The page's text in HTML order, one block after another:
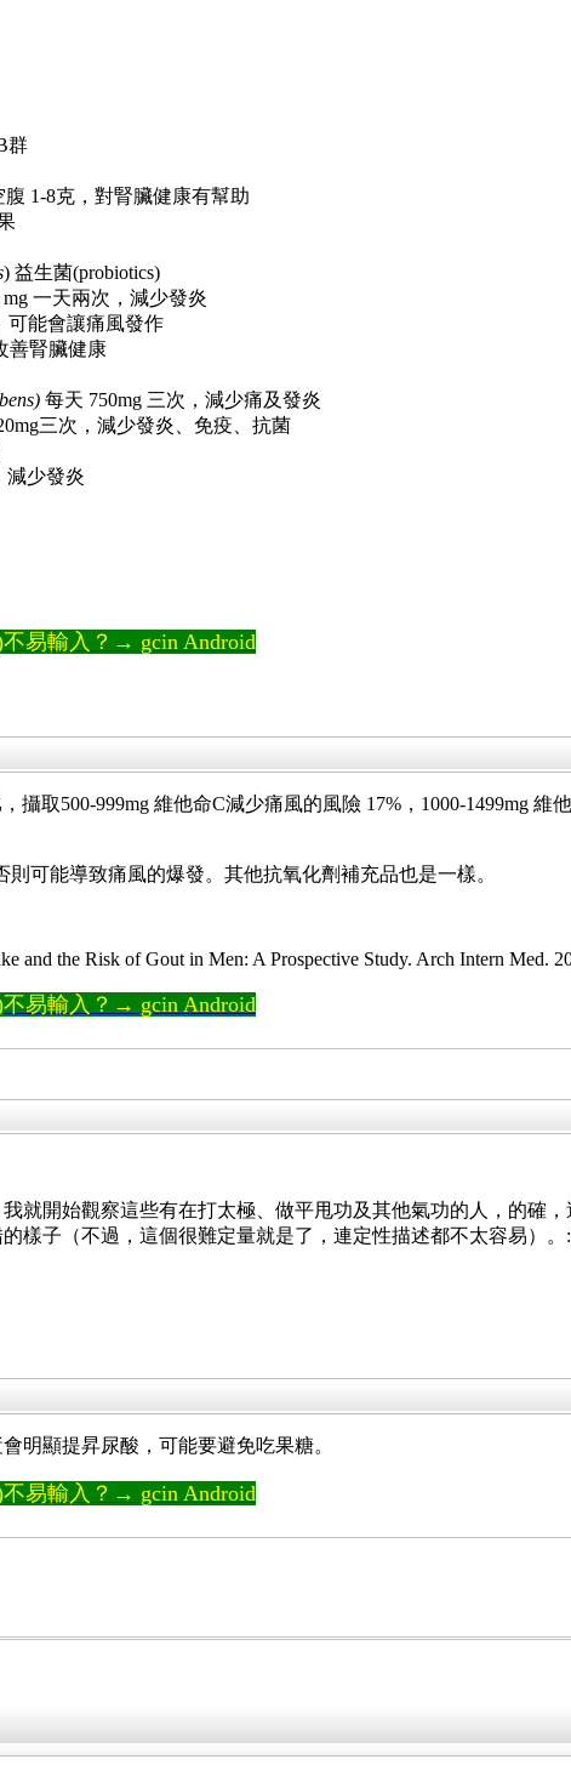
群
腹 1-8克，對腎臟健康有幫助
) 益生菌(probiotics)
mg 一天兩次，減少發炎
可能會讓痛風發作
善腎臟健康
每天 750mg 三次，減少痛及發炎
三次，減少發炎、免疫、抗菌
減少發炎
易輸入？→ gcin Android
攝取500-999mg 維他命C減少痛風的風險 17%，1000-1499mg 維
則可能導致痛風的爆發。其他抗氧化劑補充品也是一樣。
and the Risk of Gout in Men: A Prospective Study. Arch Intern Med.
易輸入？→ gcin Android
就開始觀察這些有在打太極、做平甩功及其他氣功的人，的確
樣子（不過，這個很難定量就是了，連定性描述都不太容易）。
明顯提昇尿酸，可能要避免吃果糖。
易輸入？→ gcin Android